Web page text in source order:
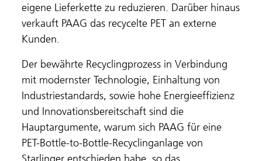
eigene Lieferkette zu reduzieren. Darüber hinaus
verkauft PAAG das recycelte PET an externe
Kunden.
Der bewährte Recyclingprozess in Verbindung
mit modernster Technologie, Einhaltung von
Industriestandards, sowie hohe Energieeffizienz
und Innovationsbereitschaft sind die
Hauptargumente, warum sich PAAG für eine
PET-Bottle-to-Bottle-Recyclinganlage von